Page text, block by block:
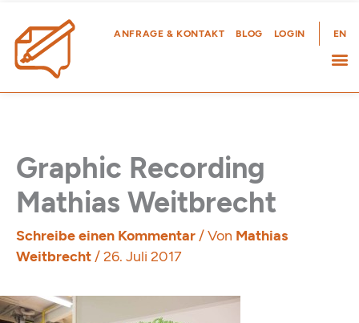
Inhalt
springen
ANFRAGE & KONTAKT BLOG LOGIN EN
Graphic Recording
Mathias Weitbrecht
Schreibe einen Kommentar/ Von Mathias
Weitbrecht/26. Juli 2017